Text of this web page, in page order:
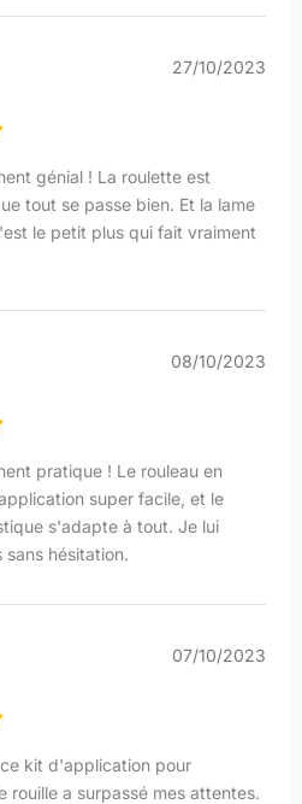
27/10/2023
génial ! La roulette est
tout se passe bien. Et la lame
le petit plus qui fait vraiment
08/10/2023
pratique ! Le rouleau en
super facile, et le
s'adapte à tout. Je lui
sans hésitation.
07/10/2023
kit d'application pour
rouille a surpassé mes attentes.